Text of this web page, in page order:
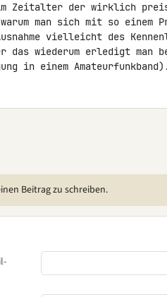
der wirklich
man sich mit so einem
vielleicht des
das wiederum erledigt man
in einem
Beitrag zu schreiben.